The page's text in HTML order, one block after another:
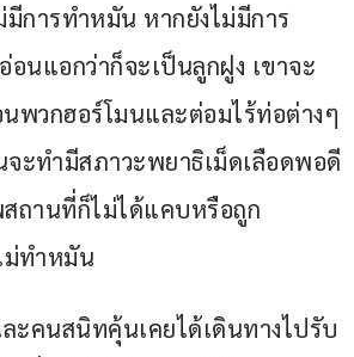
การทำหมัน หากยังไม่มีการ
นแอกว่าก็จะเป็นลูกฝูง เขาจะ
พวกฮอร์โมนและต่อมไร้ท่อต่างๆ
ะทำมีสภาวะพยาธิเม็ดเลือดพอดี
ถานที่ก็ไม่ได้แคบหรือถูก
ม่ทำหมัน
ะคนสนิทคุ้นเคยได้เดินทางไปรับ